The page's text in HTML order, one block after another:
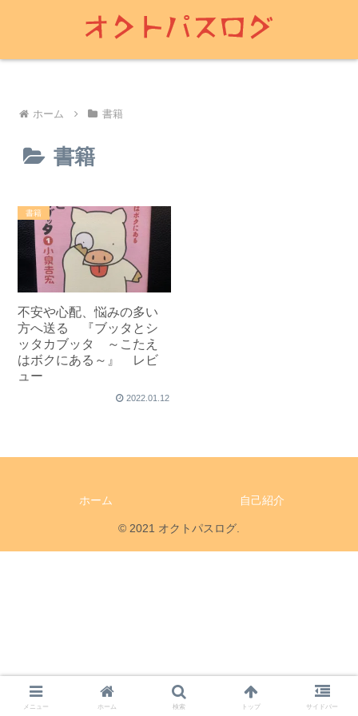
ホーム 書籍
書籍
書籍
不安や心配、悩みの多い
方へ送る 『ブッタとシ
ッタカブッタ ～こたえ
はボクにある～』 レビ
ュー
2022.01.12
ホーム 自己紹介
© 2021 オクトパスログ.
メニュー ホーム 検索 トップ サイドバー